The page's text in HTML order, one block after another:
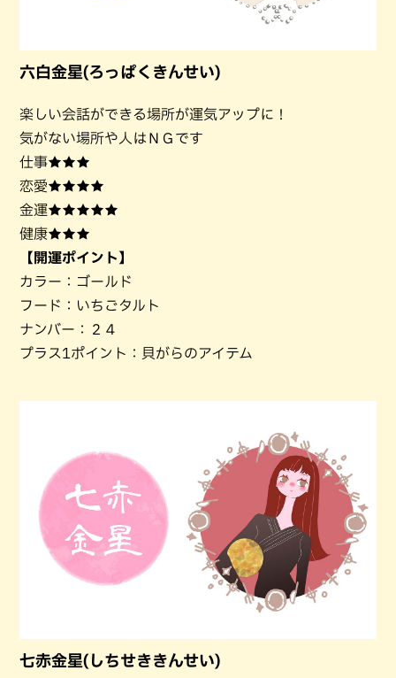
六白金星(ろっぱくきんせい)
楽しい会話ができる場所が運気アップに！
気がない場所や人はＮＧです
仕事★★★
恋愛★★★★
金運★★★★★
健康★★★
【開運ポイント】
カラー：ゴールド
フード：いちごタルト
ナンバー：２４
プラス1ポイント：貝がらのアイテム
七赤金星(しちせききんせい)